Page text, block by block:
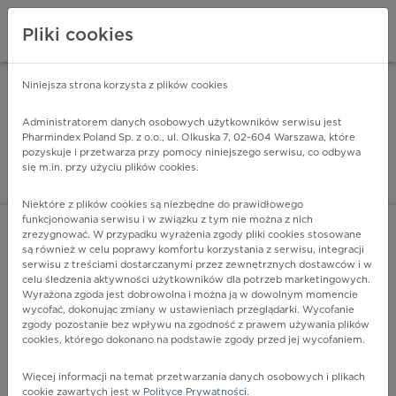
Pharmindex - lider
ZALOGUJ SIĘ
D82.2 - Niedobór odporności z sylwetką z krótkimi
kończynami
Więcej na lekiicd10.pl
Pliki cookies
Niniejsza strona korzysta z plików cookies
Administratorem danych osobowych użytkowników serwisu jest
Pharmindex Poland Sp. z o.o., ul. Olkuska 7, 02-604 Warszawa, które
pozyskuje i przetwarza przy pomocy niniejszego serwisu, co odbywa
się m.in. przy użyciu plików cookies.
Niektóre z plików cookies są niezbędne do prawidłowego
funkcjonowania serwisu i w związku z tym nie można z nich
zrezygnować. W przypadku wyrażenia zgody pliki cookies stosowane
są również w celu poprawy komfortu korzystania z serwisu, integracji
serwisu z treściami dostarczanymi przez zewnętrznych dostawców i w
celu śledzenia aktywności użytkowników dla potrzeb marketingowych.
Wyrażona zgoda jest dobrowolna i można ją w dowolnym momencie
wycofać, dokonując zmiany w ustawieniach przeglądarki. Wycofanie
zgody pozostanie bez wpływu na zgodność z prawem używania plików
cookies, którego dokonano na podstawie zgody przed jej wycofaniem.
Więcej informacji na temat przetwarzania danych osobowych i plikach
cookie zawartych jest w Polityce Prywatności.
ZA DARMO - w Google Play INSTALUJ